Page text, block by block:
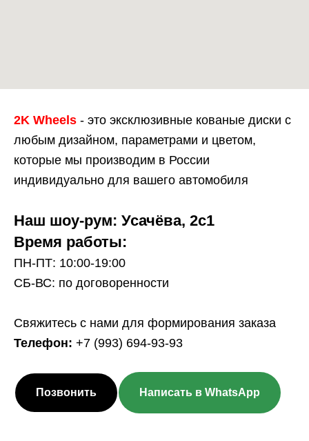
2K Wheels - это эксклюзивные кованые диски с
любым дизайном, параметрами и цветом,
которые мы производим в России
индивидуально для вашего автомобиля
Наш шоу-рум: Усачёва, 2с1
Время работы:
ПН-ПТ: 10:00-19:00
СБ-ВС: по договоренности
Свяжитесь с нами для формирования заказа
Телефон: +7 (993) 694-93-93
Позвонить Написать в WhatsApp